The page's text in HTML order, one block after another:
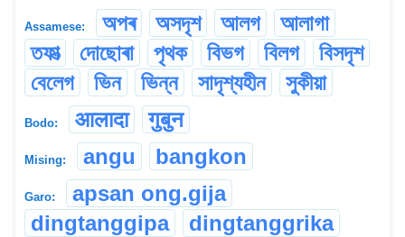
Assamese: অপৰ অসদৃশ আলগ
আলাগা
তফাত্‍
দোছোৰা পৃথক বিভগ বিলগ
বিসদৃশ
বেলেগ
ভিন ভিন্ন সাদৃশ্যহীন সুকীয়া
Bodo: आलादा गुबुन
Mising: angu bangkon
Garo:
apsan ong.gija
dingtanggipa
dingtanggrika